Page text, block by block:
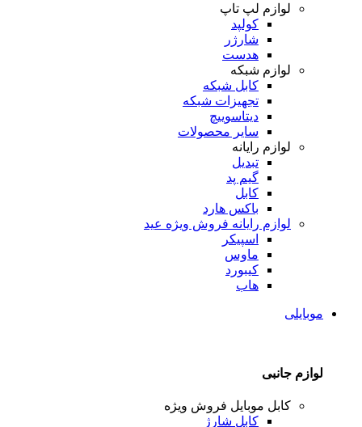
لوازم لپ تاپ
کولپد
شارژر
هدست
لوازم شبکه
کابل شبکه
تجهیزات شبکه
دیتاسوییچ
سایر محصولات
لوازم رایانه
تبدیل
گیم پد
کابل
باکس هارد
لوازم رایانه فروش ویژه عید
اسپیکر
ماوس
کیبورد
هاب
موبایلی
لوازم جانبی
کابل موبایل فروش ویژه
کابل شارژ